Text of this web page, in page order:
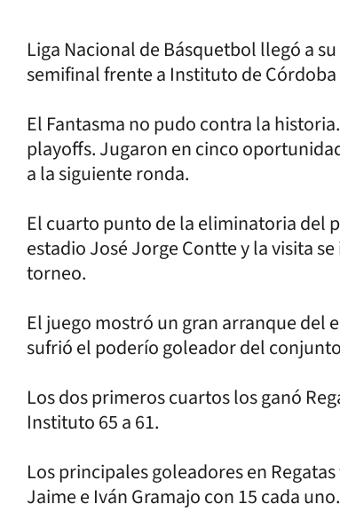
Liga Nacional de Básquetbol llegó a
semifinal frente a Instituto de Córdoba
El Fantasma no pudo contra la
playoffs. Jugaron en cinco
a la siguiente ronda.
El cuarto punto de la eliminatoria del
estadio José Jorge Contte y la visita
torneo.
El juego mostró un gran arranque del
sufrió el poderío goleador del
Los dos primeros cuartos los ganó
Instituto 65 a 61.
Los principales goleadores en
Jaime e Iván Gramajo con 15 cada uno.